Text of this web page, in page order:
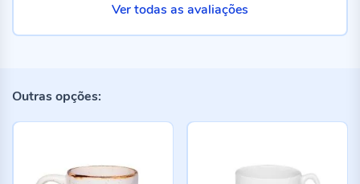
Ver todas as avaliações
Outras opções: